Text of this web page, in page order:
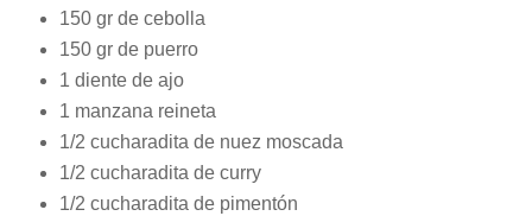
150 gr de cebolla
150 gr de puerro
1 diente de ajo
1 manzana reineta
1/2 cucharadita de nuez moscada
1/2 cucharadita de curry
1/2 cucharadita de pimentón